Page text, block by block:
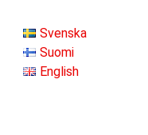
Svenska
Suomi
English